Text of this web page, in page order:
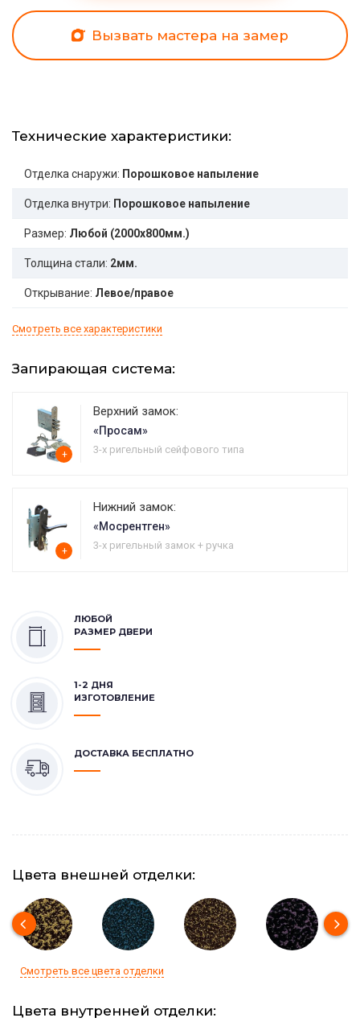
Вызвать мастера на замер
Технические характеристики:
Отделка снаружи: Порошковое напыление
Отделка внутри: Порошковое напыление
Размер: Любой (2000x800мм.)
Толщина стали: 2мм.
Открывание: Левое/правое
Смотреть все характеристики
Запирающая система:
+
Верхний замок:
«Просам»
3-х ригельный сейфового типа
+
Нижний замок:
«Мосрентген»
3-х ригельный замок + ручка
ЛЮБОЙ
РАЗМЕР ДВЕРИ
1-2 ДНЯ
ИЗГОТОВЛЕНИЕ
ДОСТАВКА БЕСПЛАТНО
Цвета внешней отделки:
Смотреть все цвета отделки
Цвета внутренней отделки: